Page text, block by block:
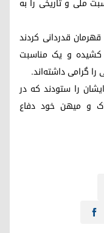
قهرمان قدردانی کردند
و یک مناسبت
گرامی داشته‌اند.
را ستودند که در
و میهن خود دفاع